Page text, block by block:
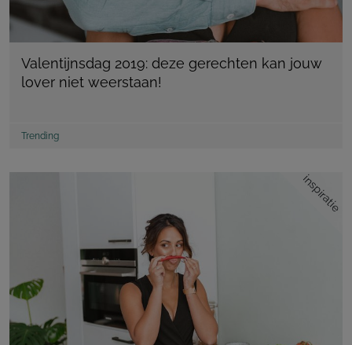
Valentijnsdag 2019: deze gerechten kan jouw
lover niet weerstaan!
Trending
inspiratie